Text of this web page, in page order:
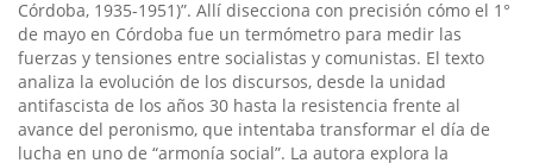
Córdoba, 1935-1951)”. Allí disecciona con precisión cómo el 1°
de mayo en Córdoba fue un termómetro para medir las
fuerzas y tensiones entre socialistas y comunistas. El texto
analiza la evolución de los discursos, desde la unidad
antifascista de los años 30 hasta la resistencia frente al
avance del peronismo, que intentaba transformar el día de
lucha en uno de “armonía social”. La autora explora la